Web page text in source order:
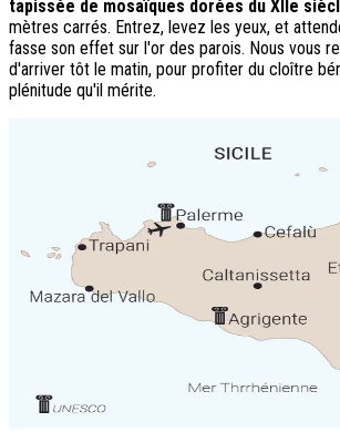
tapissée de mosaïques dorées du XIIe
mètres carrés. Entrez, levez les yeux, et
fasse son effet sur l'or des parois. Nous vous
d'arriver tôt le matin, pour profiter du cloître
plénitude qu'il mérite.